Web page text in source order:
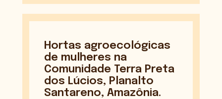
Hortas agroecológicas
de mulheres na
Comunidade Terra Preta
dos Lúcios, Planalto
Santareno, Amazônia.